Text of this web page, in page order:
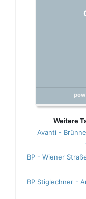
Weitere
Avanti -
BP - Wiener
BP Stiglechner -